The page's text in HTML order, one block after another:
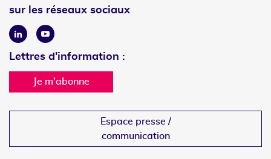
sur les réseaux sociaux
LinkedinYoutube
Lettres d'information :
Je m'abonne
Espace presse /
communication